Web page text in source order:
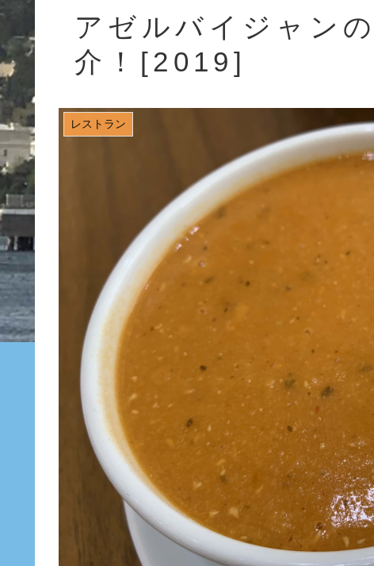
アゼルバイジャン
介！[2019]
レストラン